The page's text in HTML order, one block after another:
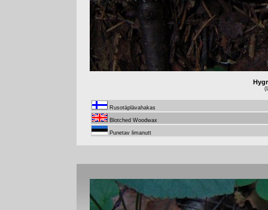
Rusotäplävahakas
Blotched Woodwax
Punetav limanutt